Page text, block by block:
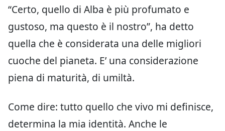
“Certo, quello di Alba è più profumato e
gustoso, ma questo è il nostro”, ha detto
quella che è considerata una delle migliori
cuoche del pianeta. E’ una considerazione
piena di maturità, di umiltà.
Come dire: tutto quello che vivo mi definisce,
determina la mia identità. Anche le